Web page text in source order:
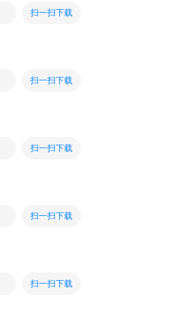
扫一扫下载
扫一扫下载
扫一扫下载
扫一扫下载
扫一扫下载